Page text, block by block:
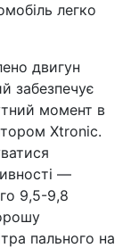
легко
двигун
забезпечує
момент в
Xtronic.
—
9,5-9,8
пального на